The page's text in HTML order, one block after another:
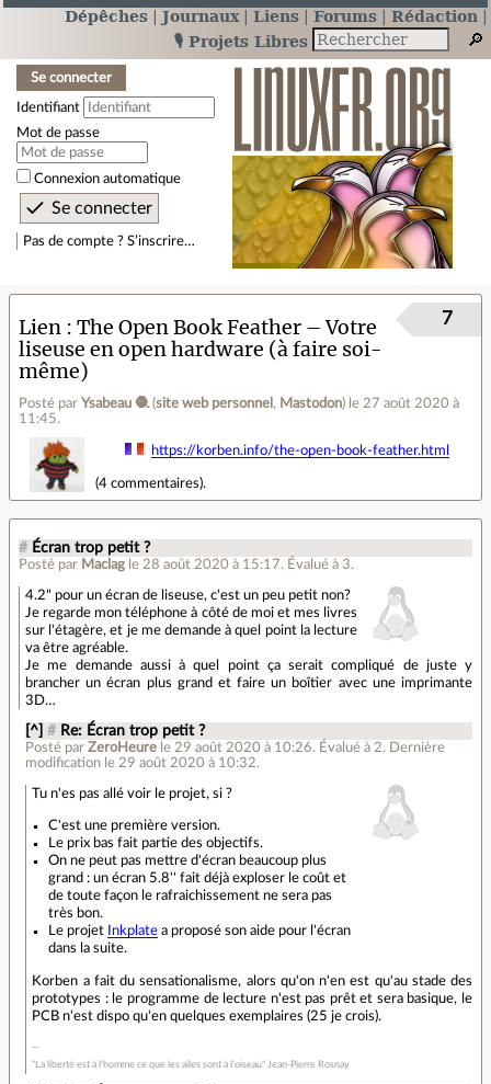
Dépêches Journaux Liens Forums
Rédaction
🎙️ Projets Libres
Se connecter
Identifiant
Mot de passe
Connexion automatique
Pas de compte ? S’inscrire…
Lien
The Open Book Feather – Votre
liseuse en open hardware (à faire soi-
même)
Posté par Ysabeau 🧶 (site web personnel , Mastodon) le 27 août 2020 à
11:45.
7
https://korben.info/the-open-book-feather.html
(4 commentaires).
# Écran trop petit ?
Posté par Maclag le 28 août 2020 à 15:17. Évalué à 3.
4.2" pour un écran de liseuse, c'est un peu petit non?
Je regarde mon téléphone à côté de moi et mes livres
sur l'étagère, et je me demande à quel point la lecture
va être agréable.
Je me demande aussi à quel point ça serait compliqué de juste y
brancher un écran plus grand et faire un boîtier avec une imprimante
3D…
[^] # Re: Écran trop petit ?
Posté parZeroHeure le 29 août 2020 à 10:26. Évalué à 2.
Dernière
modification le 29 août 2020 à 10:32.
Tu n'es pas allé voir le projet, si ?
C'est une première version.
Le prix bas fait partie des objectifs.
On ne peut pas mettre d'écran beaucoup plus
grand : un écran 5.8'' fait déjà exploser le coût et
de toute façon le rafraichissement ne sera pas
très bon.
Le projet
Inkplate a proposé son aide pour l'écran
dans la suite.
Korben a fait du sensationalisme, alors qu'on n'en est qu'au stade des
prototypes : le programme de lecture n'est pas prêt et sera basique, le
PCB n'est dispo qu'en quelques exemplaires (25 je crois).
"La liberté est à l'homme ce que les ailes sont à l'oiseau" Jean-Pierre Rosnay